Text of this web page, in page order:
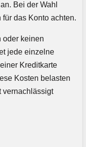
Bei der Wahl
das Konto achten.
oder keinen
jede einzelne
Kreditkarte
Kosten belasten
vernachlässigt